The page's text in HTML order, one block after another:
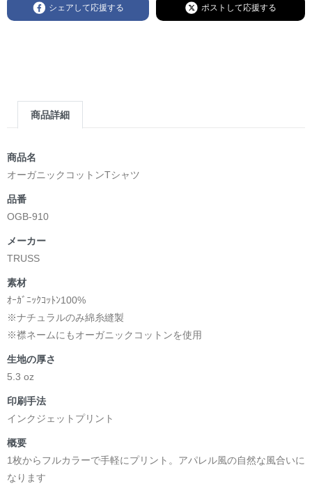
＜著者＞ 凛々風 猛 -リリカゼタケル
日本語版: https://amzn.asia/d/7GbUq3Z
[主人公である小説家の遺作]を絵本化。
＜小説/絵本版＞ 凛々風猛 -ririkazetakeru
英語版: https://amzn.asia/d/8u7Cebe
＿＿＿＿＿＿＿＿＿＿＿＿＿＿＿＿＿＿＿＿＿＿
＜著者: 絵本/挿画作成＞ 凛々風 猛 -リリカゼタケル
日本語版: https://amzn.asia/d/8oNk92Q
<デザイン画集&グッズカタログ>
＿＿＿＿＿＿＿＿＿＿＿＿＿＿＿＿＿＿＿＿＿＿
小説 [弛まぬ言霊]
挿画&グッズカタログ <デザイン画集:BEST版>
＜著者:作詞/挿画作成＞ 凛々風 猛 -リリカゼタケル
☆本作品内で表現されている作詞20曲も掲載.
小説 [弛まぬ言霊] 挿画&グッズカタログ
<デザイン画集:Comics Style Version.>
＜著者:挿画作成＞ 凛々風 猛 -リリカゼタケル
日本語版: https://amzn.asia/d/fxD6D5U
シェアして応援する ポストして応援する
商品詳細
商品名
オーガニックコットンTシャツ
品番
OGB-910
メーカー
TRUSS
素材
ｵｰｶﾞﾆｯｸｺｯﾄﾝ100%
※ナチュラルのみ綿糸縫製
※襟ネームにもオーガニックコットンを使用
生地の厚さ
5.3 oz
印刷手法
インクジェットプリント
概要
1枚からフルカラーで手軽にプリント。アパレル風の自然な風合いに
なります